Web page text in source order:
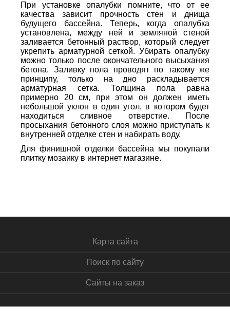
При установке опалубки помните, что от ее
качества зависит прочность стен и днища
будущего бассейна. Теперь, когда опалубка
установлена, между ней и земляной стеной
заливается бетонный раствор, который следует
укрепить арматурной сеткой. Убирать опалубку
можно только после окончательного высыхания
бетона. Заливку пола проводят по такому же
принципу, только на дно раскладывается
арматурная сетка. Толщина пола равна
примерно 20 см, при этом он должен иметь
небольшой уклон в один угол, в котором будет
находиться сливное отверстие. После
просыхания бетонного слоя можно приступать к
внутренней отделке стен и набирать воду.
Для финишной отделки бассейна мы покупали
плитку мозаику в интернет магазине.
Карта сайта
Поиск по сайту
Сайты на заказ